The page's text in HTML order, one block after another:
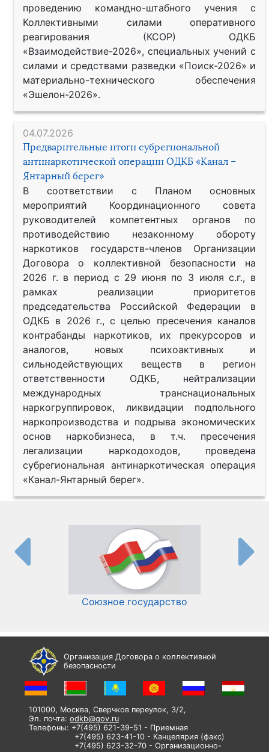
проведению командно-штабного учения с
Коллективными силами оперативного
реагирования (КСОР) ОДКБ
«Взаимодействие-2026», специальных учений с
силами и средствами разведки «Поиск-2026» и
материально-технического обеспечения
«Эшелон-2026».
04.07.2026
Предварительные итоги субрегиональной
антинаркотической операции ОДКБ «Канал –
Янтарный берег»
В соответствии с Планом основных
мероприятий Координационного совета
руководителей компетентных органов по
противодействию незаконному обороту
наркотиков государств-членов Организации
Договора о коллективной безопасности на
2026 г. в период с 29 июня по 3 июля с.г., в
рамках реализации приоритетов
председательства Российской Федерации в
ОДКБ в 2026 г., с целью пресечения каналов
контрабанды наркотиков, их прекурсоров и
аналогов, новых психоактивных и
сильнодействующих веществ в регион
ответственности ОДКБ, нейтрализации
международных транснациональных
наркогруппировок, ликвидации подпольного
наркопроизводства и подрыва экономических
основ наркобизнеса, в т.ч. пресечения
легализации наркодоходов, проведена
субрегиональная антинаркотическая операция
«Канал-Янтарный берег».
Союзное государство
Организация Договора о коллективной
безопасности
101000, Москва, Сверчков переулок, 3/2,
Эл. почта: odkb@gov.ru
Телефоны: +7(495) 621-39-51 - Приемная
+7(495) 623-41-10 - Канцелярия (факс)
+7(495) 623-32-70 - Организационно-